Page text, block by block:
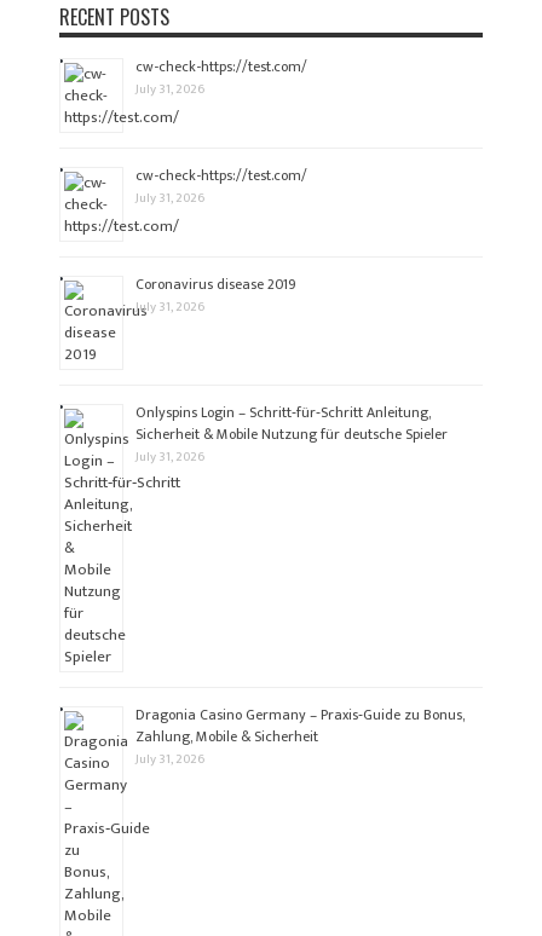
RECENT POSTS
cw-check-https://test.com/
July 31, 2026
cw-check-https://test.com/
July 31, 2026
Coronavirus disease 2019
July 31, 2026
Onlyspins Login – Schritt‑für‑Schritt Anleitung,
Sicherheit & Mobile Nutzung für deutsche Spieler
July 31, 2026
Dragonia Casino Germany – Praxis‑Guide zu Bonus,
Zahlung, Mobile & Sicherheit
July 31, 2026